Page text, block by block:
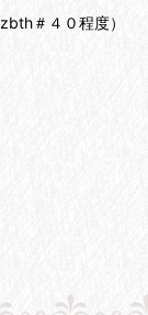
＃４０程度）